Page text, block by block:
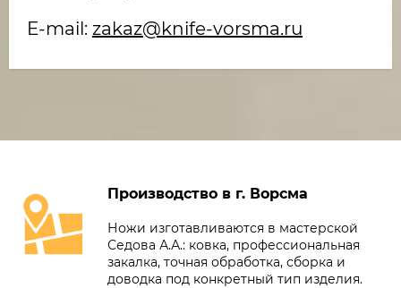
E-mail: zakaz@knife-vorsma.ru
Производство в г. Ворсма
Ножи изготавливаются в мастерской
Седова А.А.: ковка, профессиональная
закалка, точная обработка, сборка и
доводка под конкретный тип изделия.